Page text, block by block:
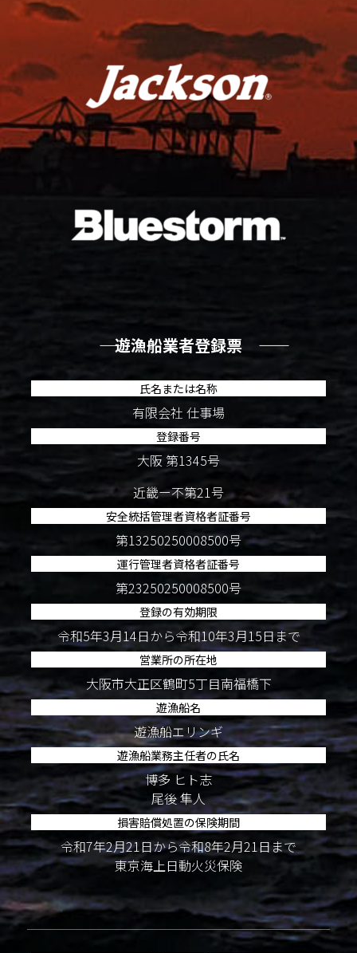
―― 遊漁船業者登録票 ――
氏名または名称
有限会社 仕事場
登録番号
大阪 第1345号
近畿ー不第21号
安全統括管理者資格者証番号
第13250250008500号
運行管理者資格者証番号
第23250250008500号
登録の有効期限
令和5年3月14日から令和10年3月15日まで
営業所の所在地
大阪市大正区鶴町5丁目南福橋下
遊漁船名
遊漁船エリンギ
遊漁船業務主任者の氏名
博多 ヒト志
尾後 隼人
損害賠償処置の保険期間
令和7年2月21日から令和8年2月21日まで
東京海上日動火災保険